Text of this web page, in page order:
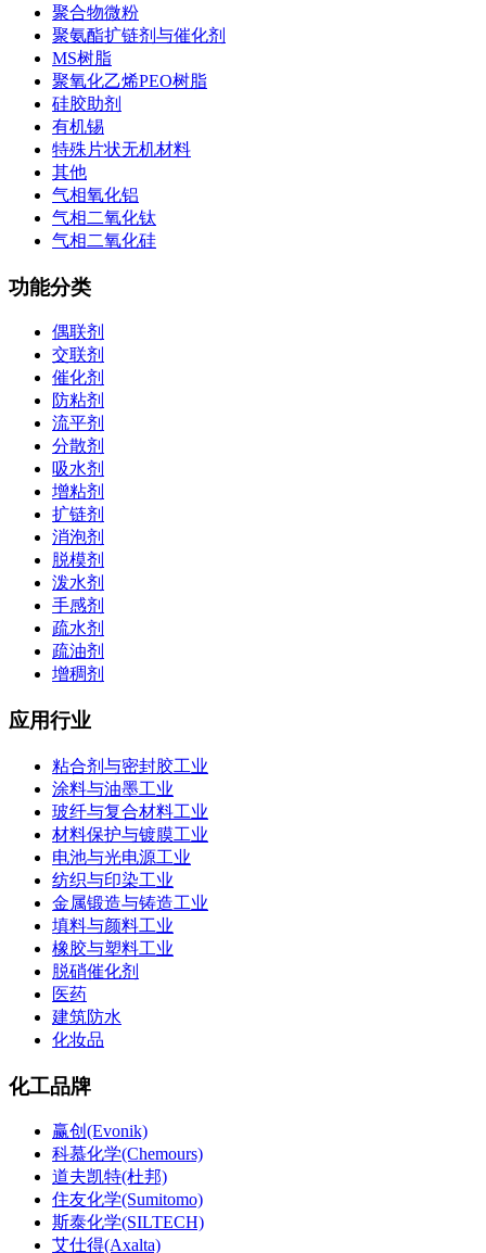
聚合物微粉
聚氨酯扩链剂与催化剂
MS树脂
聚氧化乙烯PEO树脂
硅胶助剂
有机锡
特殊片状无机材料
其他
气相氧化铝
气相二氧化钛
气相二氧化硅
功能分类
偶联剂
交联剂
催化剂
防粘剂
流平剂
分散剂
吸水剂
增粘剂
扩链剂
消泡剂
脱模剂
泼水剂
手感剂
疏水剂
疏油剂
增稠剂
应用行业
粘合剂与密封胶工业
涂料与油墨工业
玻纤与复合材料工业
材料保护与镀膜工业
电池与光电源工业
纺织与印染工业
金属锻造与铸造工业
填料与颜料工业
橡胶与塑料工业
脱硝催化剂
医药
建筑防水
化妆品
化工品牌
赢创(Evonik)
科慕化学(Chemours)
道夫凯特(杜邦)
住友化学(Sumitomo)
斯泰化学(SILTECH)
艾仕得(Axalta)